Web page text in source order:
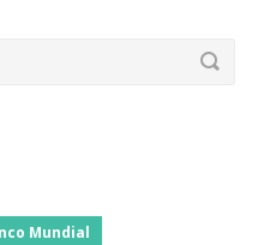
Mundial